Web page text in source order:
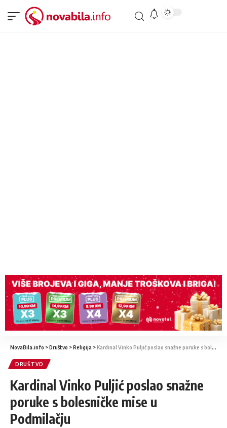
NovaBila.info >Društvo >Religija >Kardinal Vinko Puljić poslao snažne poruke s bolesničke mise u Podmilačju
DRUŠTVO
Kardinal Vinko Puljić poslao snažne
poruke s bolesničke mise u
Podmilačju